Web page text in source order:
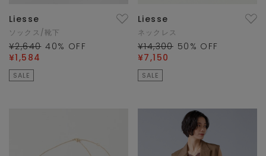
Liesse
ソックス/靴下
¥2,640 40% OFF
¥1,584
SALE
Liesse
ネックレス
¥14,300 50 % OFF
¥7,150
SALE